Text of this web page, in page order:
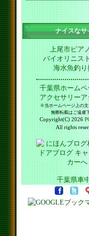
ナイスなサ
上尾市ピア
バイオリニス
海水魚釣り
千葉県ホーム
アクセサリー
※当ホームページ上の文
無断転載はご遠慮
Copyright(C) 2026
All rights
千葉県車